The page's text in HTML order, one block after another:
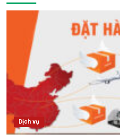
Dịch vụ